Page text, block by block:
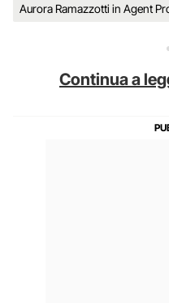
Aurora Ramazzotti in Agent
Continua a